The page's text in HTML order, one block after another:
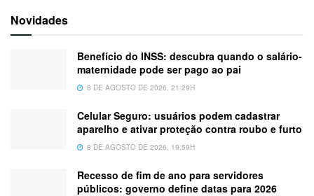
Novidades
Benefício do INSS: descubra quando o salário-
maternidade pode ser pago ao pai
8 DE AGOSTO DE 2026, 21:29H
Celular Seguro: usuários podem cadastrar
aparelho e ativar proteção contra roubo e furto
8 DE AGOSTO DE 2026, 19:59H
Recesso de fim de ano para servidores
públicos: governo define datas para 2026